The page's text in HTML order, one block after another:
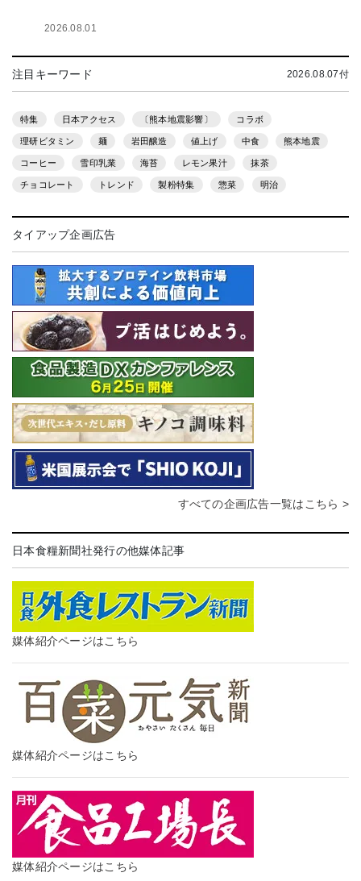
2026.08.01
注目キーワード 2026.08.07付
特集 日本アクセス 〔熊本地震影響〕 コラボ
理研ビタミン 麺 岩田醸造 値上げ 中食 熊本地震
コーヒー 雪印乳業 海苔 レモン果汁 抹茶
チョコレート トレンド 製粉特集 惣菜 明治
タイアップ企画広告
すべての企画広告一覧はこちら >
日本食糧新聞社発行の他媒体記事
媒体紹介ページはこちら
媒体紹介ページはこちら
媒体紹介ページはこちら